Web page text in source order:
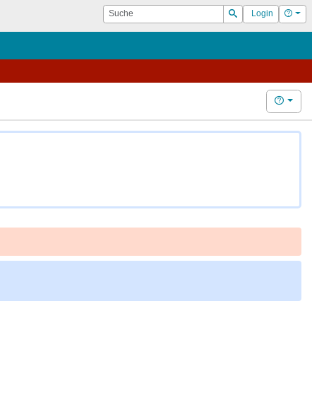
Suche
Suchen
Login Hilfe
Hilfe